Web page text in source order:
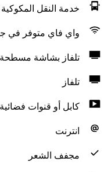
خدمة النقل
واي فاي متوفر في
تلفاز بشاشة مسطحة
تلفاز
كابل أو قنوات فضائية
انترنت
مجفف الشعر